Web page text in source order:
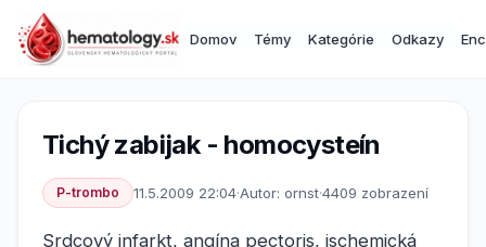
Domov Témy Kategórie Odkazy
Tichý zabijak - homocysteín
P-trombo 11.5.2009 22:04·Autor: ornst·4409 zobrazení
Srdcový infarkt, angína pectoris, ischemická